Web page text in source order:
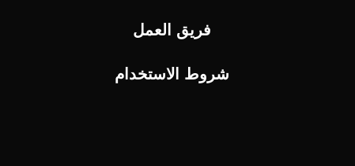
فريق العمل
شروط الاستخدام